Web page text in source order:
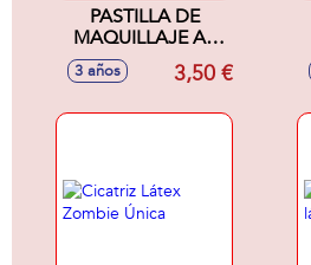
PASTILLA DE
MAQUILLAJE AL
AGUA DE 18 GR
BLANCO
3 años 3,50 €